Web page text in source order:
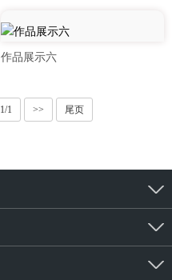
作品展示六
1/1 >> 尾页